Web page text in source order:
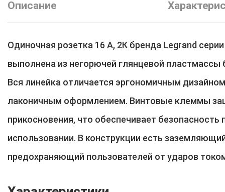
Описание
Одиночная розетка 16 A, 2К бренда Legrand
выполнена из негорючей глянцевой пластмассы
Вся линейка отличается эргономичным
лаконичным оформлением. Винтовые клеммы
прикосновения, что обеспечивает безопасность
использовании. В конструкции есть
предохраняющий пользователей от ударов